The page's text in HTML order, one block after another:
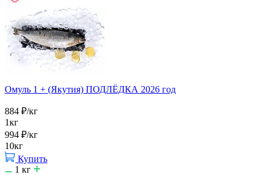
Омуль 1 + (Якутия) ПОДЛЁДКА 2026 год
884 ₽/кг
1кг
994 ₽/кг
10кг
Купить
1 кг